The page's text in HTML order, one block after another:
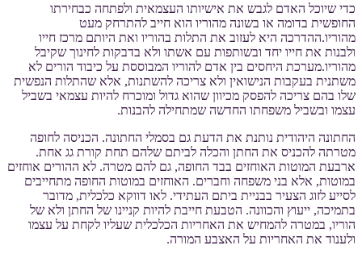
כדי שיוכל האדם לגבש את אישיותו העצמאית ולפתחה כבחירתו
החופשית בדומה או בשונה מהוריו הוא חייב להתרחק מעט
מהוריו.ההדרכה היא לעזוב את התלות בהוריו ואת היותם מרכז חייו
ולבנות את חייו יחד ובשותפות עם אשתו ולא בדבקות לחינוך שקיבל
מהוריו.מערכת היחסים בין אדם להוריו המבוססת על כיבוד הורים לא
משתנית בעקבות הנישואין ולא צריכה להשתנות, אלא שהתלות הנפשית
שלו בהם צריכה להפסק מכיוון שהוא גדול ומוכרח להיות עצמאי בשביל
עצמו ובשביל משפחתו החדשה שמתחילה להבנות.
החתונה היהודית נותנת את הדעת גם בסמלי החתונה. הכניסה לחופה
מטרתה להכניס את החתן והכלה לביתם שלהם תחת קורת גג אחת.
ארבעת המוטות האוחזים בבד החופה, גם להם מטרה. לא ההורים אוחזים
במוטות, אלא בני משפחה וחברים. האוחזים במוטות החופה מתחייבים
לסייע לזוג הצעיר בבניית ביתם העתידי. לאו דווקא כלכלית, מדובר
בתמיכה, ייעוץ והכוונה. הטבעת חייבת להיות קניינו של החתן ולא של
הוריו, במטרה להמחיש את האחריות הכלכלית שעליו לקחת על עצמו
ולענוד את האחריות על האצבע המורה.